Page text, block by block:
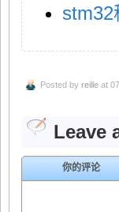
stm32
Posted by reille at
Leave
你的评论